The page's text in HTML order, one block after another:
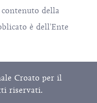
della
è dell'Ente
Croato per il
riservati.